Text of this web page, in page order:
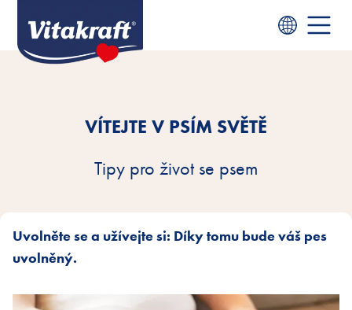
VÍTEJTE V PSÍM SVĚTĚ
Tipy pro život se psem
Uvolněte se a užívejte si: Díky tomu bude váš pes
uvolněný.